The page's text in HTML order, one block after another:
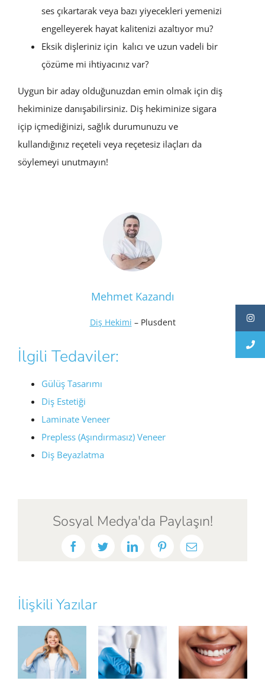
ses çıkartarak veya bazı yiyecekleri yemenizi
engelleyerek hayat kalitenizi azaltıyor mu?
Eksik dişleriniz için kalıcı ve uzun vadeli bir
çözüme mi ihtiyacınız var?
Uygun bir aday olduğunuzdan emin olmak için diş
hekiminize danışabilirsiniz. Diş hekiminize sigara
içip içmediğinizi, sağlık durumunuzu ve
kullandığınız reçeteli veya reçetesiz ilaçları da
söylemeyi unutmayın!
Mehmet Kazandı
Diş Hekimi – Plusdent
İlgili Tedaviler:
Gülüş Tasarımı
Diş Estetiği
Laminate Veneer
Prepless (Aşındırmasız) Veneer
Diş Beyazlatma
Sosyal Medya'da Paylaşın!
FacebookTwitterLinkedInPinterestE-
İlişkili Yazılar